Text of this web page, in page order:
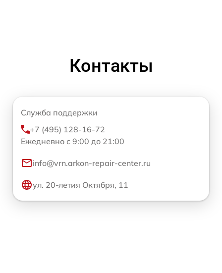
Контакты
Служба поддержки
+7 (495) 128-16-72
Ежедневно с 9:00 до 21:00
info@vrn.arkon-repair-center.ru
ул. 20-летия Октября, 11